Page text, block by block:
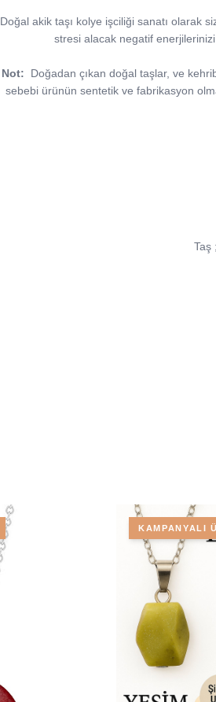
Doğal akik taşı kolye işciliği sanatı olarak
stresi alacak negatif
Not:
Doğadan çıkan doğal taşlar, ve
sebebi ürünün sentetik ve fabrikasyon
Taş
KAMPANYALI